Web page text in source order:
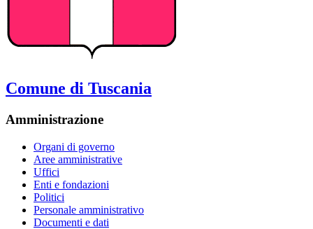
Comune di Tuscania
Amministrazione
Organi di governo
Aree amministrative
Uffici
Enti e fondazioni
Politici
Personale amministrativo
Documenti e dati